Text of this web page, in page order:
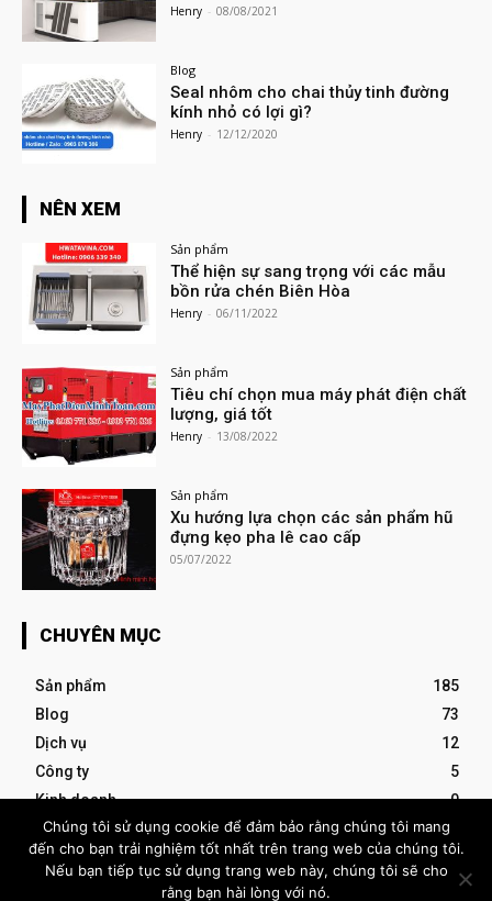
Henry - 08/08/2021
Blog
Seal nhôm cho chai thủy tinh đường
kính nhỏ có lợi gì?
Henry - 12/12/2020
NÊN XEM
Sản phẩm
Thể hiện sự sang trọng với các mẫu
bồn rửa chén Biên Hòa
Henry - 06/11/2022
Sản phẩm
Tiêu chí chọn mua máy phát điện chất
lượng, giá tốt
Henry - 13/08/2022
Sản phẩm
Xu hướng lựa chọn các sản phẩm hũ
đựng kẹo pha lê cao cấp
05/07/2022
CHUYÊN MỤC
Sản phẩm
185
Blog
73
Dịch vụ
12
Công ty
5
Kinh doanh
0
- Advertisement -
Chúng tôi sử dụng cookie để đảm bảo rằng chúng tôi mang
đến cho bạn trải nghiệm tốt nhất trên trang web của chúng tôi.
Nếu bạn tiếp tục sử dụng trang web này, chúng tôi sẽ cho
rằng bạn hài lòng với nó.